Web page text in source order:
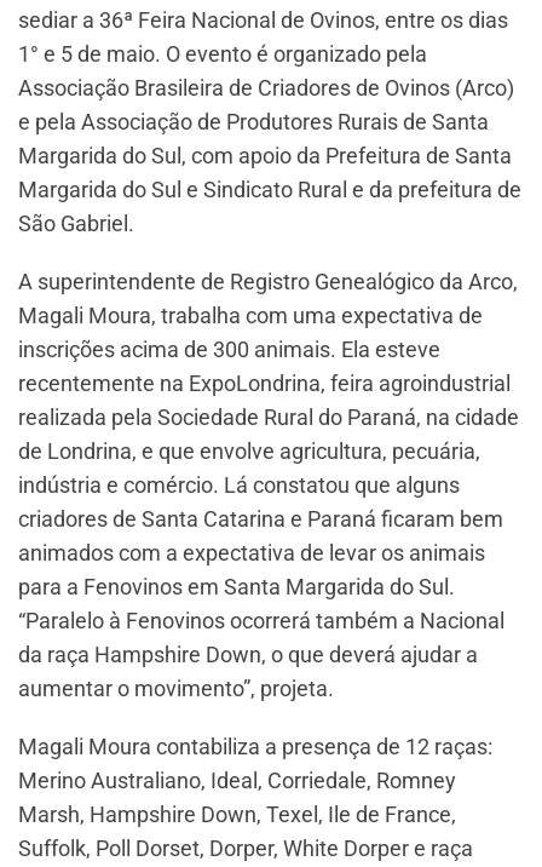
sediar a 36ª Feira Nacional de Ovinos, entre os dias
1° e 5 de maio. O evento é organizado pela
Associação Brasileira de Criadores de Ovinos (Arco)
e pela Associação de Produtores Rurais de Santa
Margarida do Sul, com apoio da Prefeitura de Santa
Margarida do Sul e Sindicato Rural e da prefeitura de
São Gabriel.
A superintendente de Registro Genealógico da Arco,
Magali Moura, trabalha com uma expectativa de
inscrições acima de 300 animais. Ela esteve
recentemente na ExpoLondrina, feira agroindustrial
realizada pela Sociedade Rural do Paraná, na cidade
de Londrina, e que envolve agricultura, pecuária,
indústria e comércio. Lá constatou que alguns
criadores de Santa Catarina e Paraná ficaram bem
animados com a expectativa de levar os animais
para a Fenovinos em Santa Margarida do Sul.
“Paralelo à Fenovinos ocorrerá também a Nacional
da raça Hampshire Down, o que deverá ajudar a
aumentar o movimento”, projeta.
Magali Moura contabiliza a presença de 12 raças:
Merino Australiano, Ideal, Corriedale, Romney
Marsh, Hampshire Down, Texel, Ile de France,
Suffolk, Poll Dorset, Dorper, White Dorper e raça